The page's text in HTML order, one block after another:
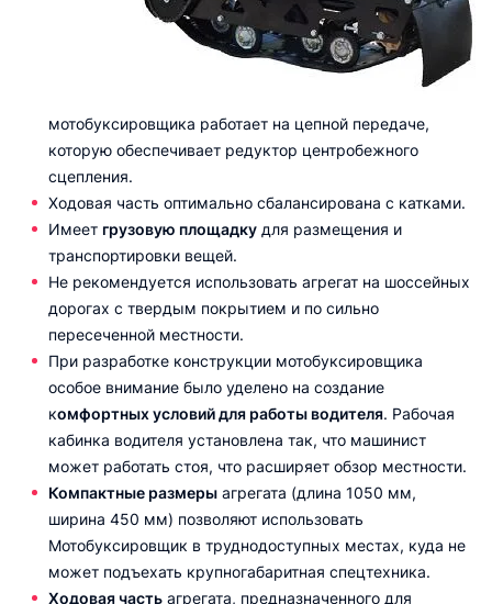
мотобуксировщика работает на цепной передаче,
которую обеспечивает редуктор центробежного
сцепления.
Ходовая часть оптимально сбалансирована с катками.
Имеет грузовую площадку для размещения и
транспортировки вещей.
Не рекомендуется использовать агрегат на шоссейных
дорогах с твердым покрытием и по сильно
пересеченной местности.
При разработке конструкции мотобуксировщика
особое внимание было уделено на создание
комфортных условий для работы водителя. Рабочая
кабинка водителя установлена так, что машинист
может работать стоя, что расширяет обзор местности.
Компактные размеры агрегата (длина 1050 мм,
ширина 450 мм) позволяют использовать
Мотобуксировщик в труднодоступных местах, куда не
может подъехать крупногабаритная спецтехника.
Ходовая часть агрегата, предназначенного для